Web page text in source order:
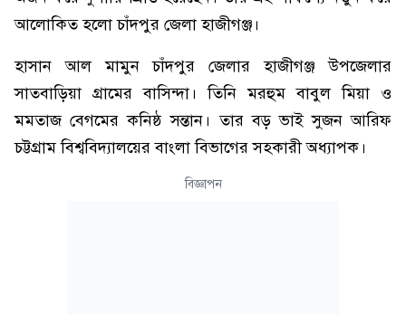
আলোকিত হলো চাঁদপুর জেলা হাজীগঞ্জ।
হাসান আল মামুন চাঁদপুর জেলার হাজীগঞ্জ উপজেলার
সাতবাড়িয়া গ্রামের বাসিন্দা। তিনি মরহুম বাবুল মিয়া ও
মমতাজ বেগমের কনিষ্ঠ সন্তান। তার বড় ভাই সুজন আরিফ
চট্টগ্রাম বিশ্ববিদ্যালয়ের বাংলা বিভাগের সহকারী অধ্যাপক।
বিজ্ঞাপন